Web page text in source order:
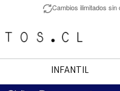
Cambios ilimitados sin
INFANTIL